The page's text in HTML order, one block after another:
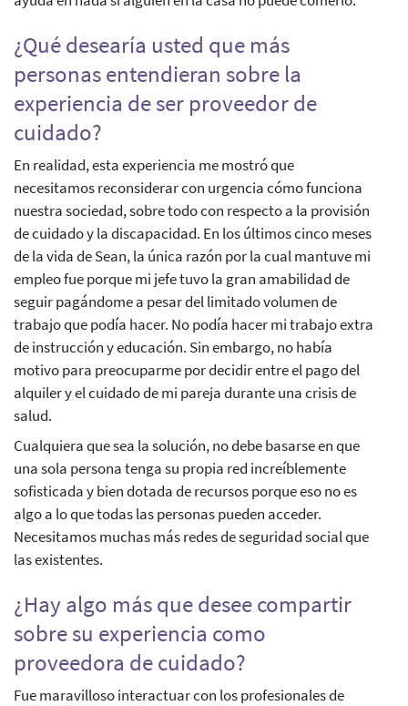
¿Qué desearía usted que más
personas entendieran sobre la
experiencia de ser proveedor de
cuidado?
En realidad, esta experiencia me mostró que
necesitamos reconsiderar con urgencia cómo funciona
nuestra sociedad, sobre todo con respecto a la provisión
de cuidado y la discapacidad. En los últimos cinco meses
de la vida de Sean, la única razón por la cual mantuve mi
empleo fue porque mi jefe tuvo la gran amabilidad de
seguir pagándome a pesar del limitado volumen de
trabajo que podía hacer. No podía hacer mi trabajo extra
de instrucción y educación. Sin embargo, no había
motivo para preocuparme por decidir entre el pago del
alquiler y el cuidado de mi pareja durante una crisis de
salud.
Cualquiera que sea la solución, no debe basarse en que
una sola persona tenga su propia red increíblemente
sofisticada y bien dotada de recursos porque eso no es
algo a lo que todas las personas pueden acceder.
Necesitamos muchas más redes de seguridad social que
las existentes.
¿Hay algo más que desee compartir
sobre su experiencia como
proveedora de cuidado?
Fue maravilloso interactuar con los profesionales de